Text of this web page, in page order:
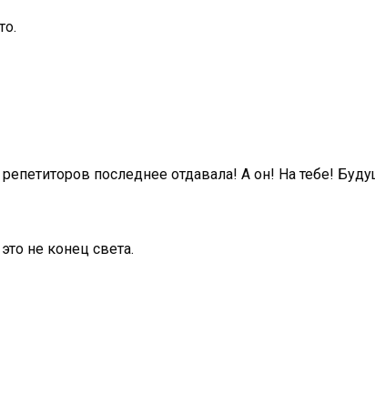
последнее отдавала! А он! На тебе!
не конец света.